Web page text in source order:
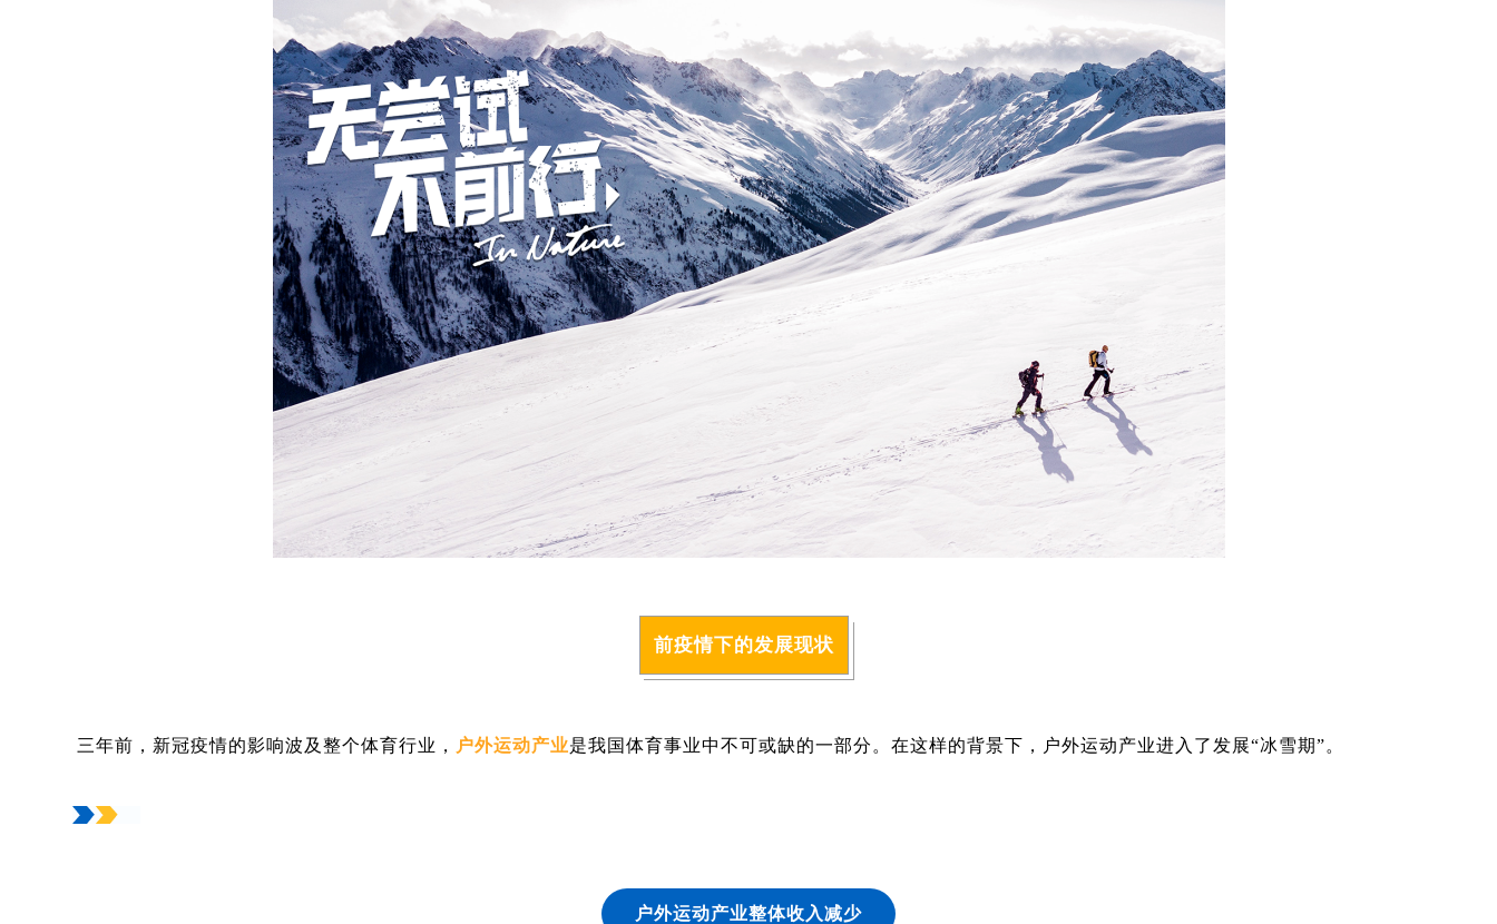
前疫情下的发展现状
三年前，新冠疫情的影响波及整个体育行业， 户外运动产业是我国体育事业中不可或缺的一部分。在这样的背景下，户外运动产业进入了发展“冰雪期”。
户外运动产业整体收入减少